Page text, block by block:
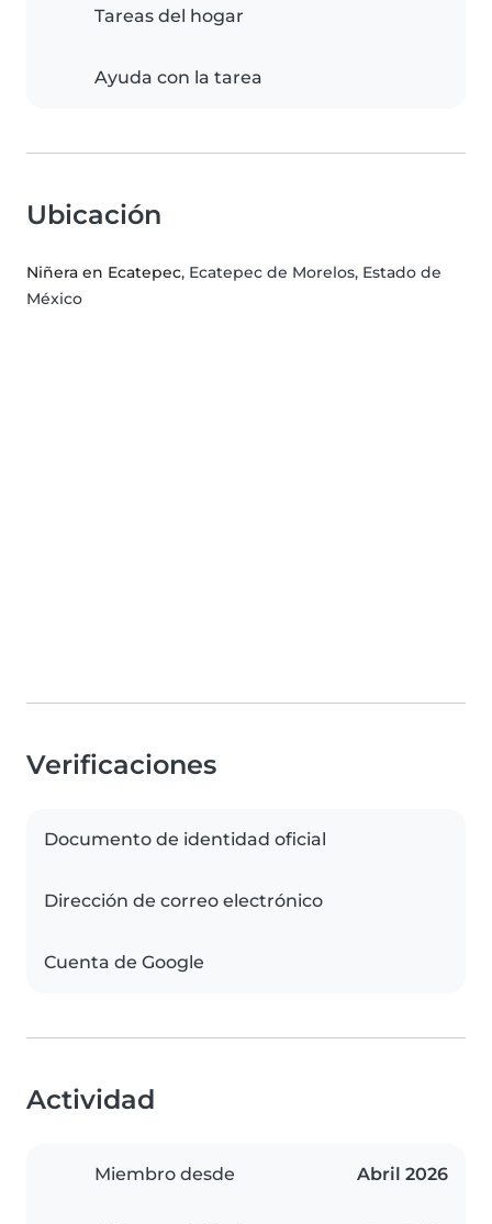
Tareas del hogar
Ayuda con la tarea
Ubicación
Niñera en Ecatepec, Ecatepec de Morelos, Estado de
México
Verificaciones
Documento de identidad oficial
Dirección de correo electrónico
Cuenta de Google
Actividad
Miembro desde Abril 2026